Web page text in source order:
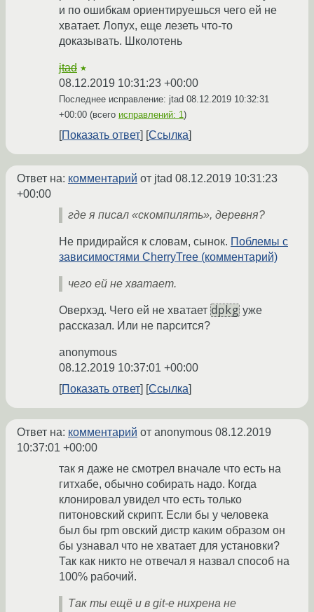
и по ошибкам ориентируешься чего ей не
хватает. Лопух, еще лезеть что-то
доказывать. Школотень
jtad ★
08.12.2019 10:31:23 +00:00
Последнее исправление: jtad 08.12.2019 10:32:31
+00:00 (всего исправлений: 1)
Показать ответ Ссылка
Ответ на: комментарий от jtad 08.12.2019 10:31:23
+00:00
где я писал «скомпилять», деревня?
Не придирайся к словам, сынок. Поблемы с
зависимостями CherryTree (комментарий)
чего ей не хватает.
Оверхэд. Чего ей не хватает dpkg уже
рассказал. Или не парсится?
anonymous
08.12.2019 10:37:01 +00:00
Показать ответ
Ссылка
Ответ на: комментарий от anonymous 08.12.2019
10:37:01 +00:00
так я даже не смотрел вначале что есть на
гитхабе, обычно собирать надо. Когда
клонировал увидел что есть только
питоновский скрипт. Если бы у человека
был бы rpm овский дистр каким образом он
бы узнавал что не хватает для установки?
Так как никто не отвечал я назвал способ на
100% рабочий.
Так ты ещё и в git-е нихрена не